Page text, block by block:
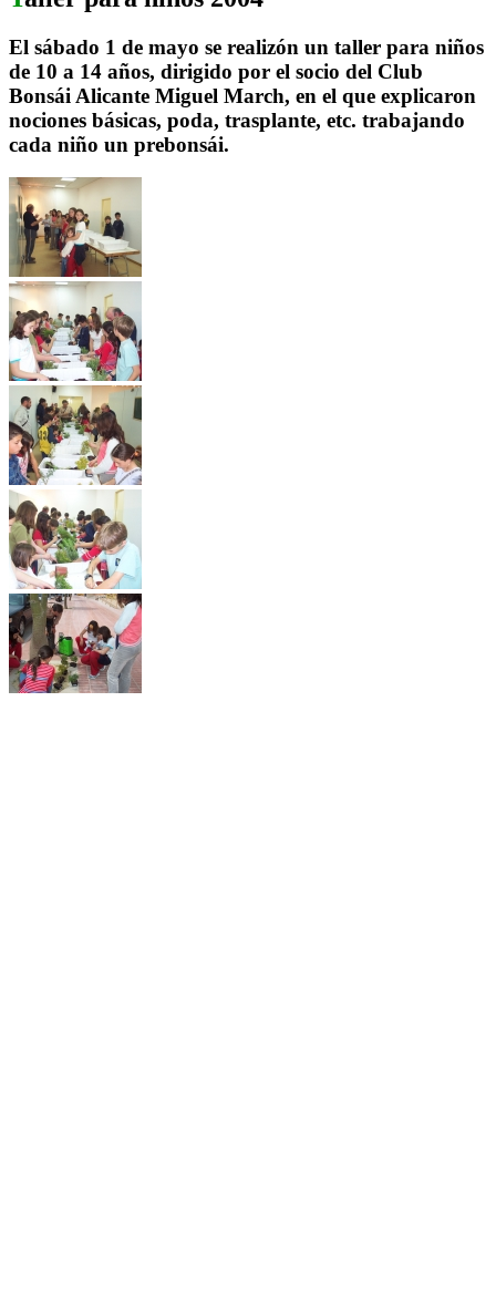
El sábado 1 de mayo se realizón un taller para niños
de 10 a 14 años, dirigido por el socio del Club
Bonsái Alicante Miguel March, en el que explicaron
nociones básicas, poda, trasplante, etc. trabajando
cada niño un prebonsái.